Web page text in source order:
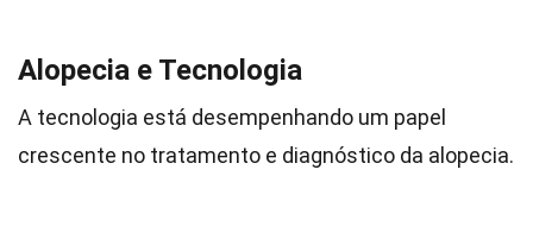
Alopecia e Tecnologia
A tecnologia está desempenhando um papel
crescente no tratamento e diagnóstico da alopecia.